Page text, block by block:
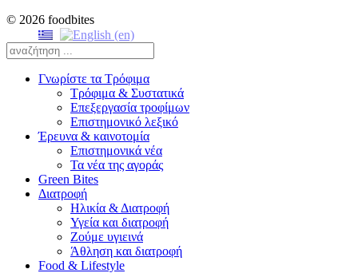
© 2026 foodbites
Γνωρίστε τα Τρόφιμα
Τρόφιμα & Συστατικά
Επεξεργασία τροφίμων
Επιστημονικό λεξικό
Έρευνα & καινοτομία
Επιστημονικά νέα
Τα νέα της αγοράς
Green Bites
Διατροφή
Ηλικία & Διατροφή
Υγεία και διατροφή
Ζούμε υγιεινά
Άθληση και διατροφή
Food & Lifestyle